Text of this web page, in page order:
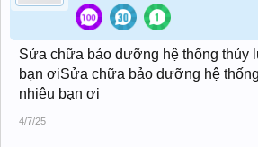
Sửa chữa bảo dưỡng hệ thống thủy
bạn ơiSửa chữa bảo dưỡng hệ
nhiêu bạn ơi
4/7/25